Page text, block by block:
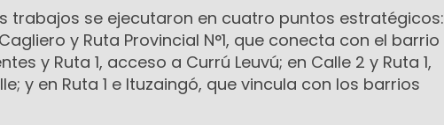
trabajos se ejecutaron en cuatro puntos estratégicos:
y Ruta Provincial N°1, que conecta con el barrio
y Ruta 1, acceso a Currú Leuvú; en Calle 2 y Ruta 1,
y en Ruta 1 e Ituzaingó, que vincula con los barrios